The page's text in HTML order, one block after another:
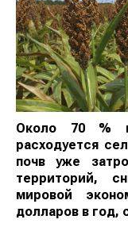
Около 70 %
расходуется
почв уже
территорий,
мировой
долларов в год,